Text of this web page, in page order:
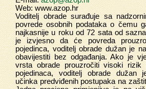
Web: www.azop.hr
Voditelj obrade surađuje sa
povrede osobnih podataka o čemu
najkasnije u roku od 72 sata od
je izvjesno da će povreda
pojedinca, voditelj obrade dužan je
obavijestiti bez odgađanja. Ako je
vrsta obrade prouzročiti visoki
pojedinaca, voditelj obrade dužan
učinka predviđenih postupaka na